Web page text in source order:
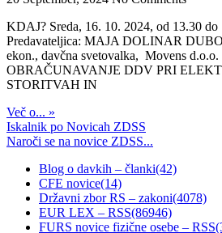
KDAJ? Sreda, 16. 10. 2024, od 13.30 do
Predavateljica: MAJA DOLINAR
ekon., davčna svetovalka, Movens d.o.o.
OBRAČUNAVANJE DDV PRI
STORITVAH IN
Več o... »
Iskalnik po Novicah ZDSS
Naroči se na novice ZDSS...
Blog o davkih – članki(42)
CFE novice(14)
Državni zbor RS – zakoni(4078)
EUR LEX – RSS(86946)
FURS novice fizične osebe – RSS